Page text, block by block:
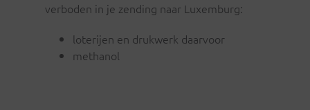
verboden in je zending naar Luxemburg:
loterijen en drukwerk daarvoor
methanol